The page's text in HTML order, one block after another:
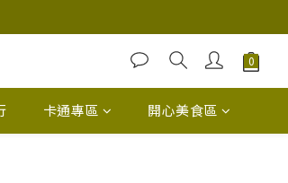
卡通專區 開心美食區